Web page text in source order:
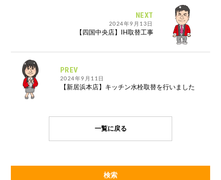
PREV
2024年9月11日
【新居浜本店】キッチン水栓取替を行いました
NEXT
2024年9月13日
【四国中央店】IH取替工事
一覧に戻る
検索